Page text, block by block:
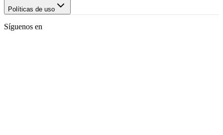
Políticas de uso
Síguenos en